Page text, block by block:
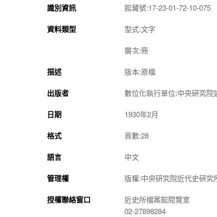
識別資訊 館藏號:17-23-01-72-10-075
資料類型 型式:文字
層次:冊
描述 版本:原檔
出版者 數位化執行單位:中央研究院
日期 1930年2月
格式 頁數:28
語言 中文
管理權 版權:中央研究院近代史研究
授權聯絡窗口
近史所檔案館閱覽室
02-27898284